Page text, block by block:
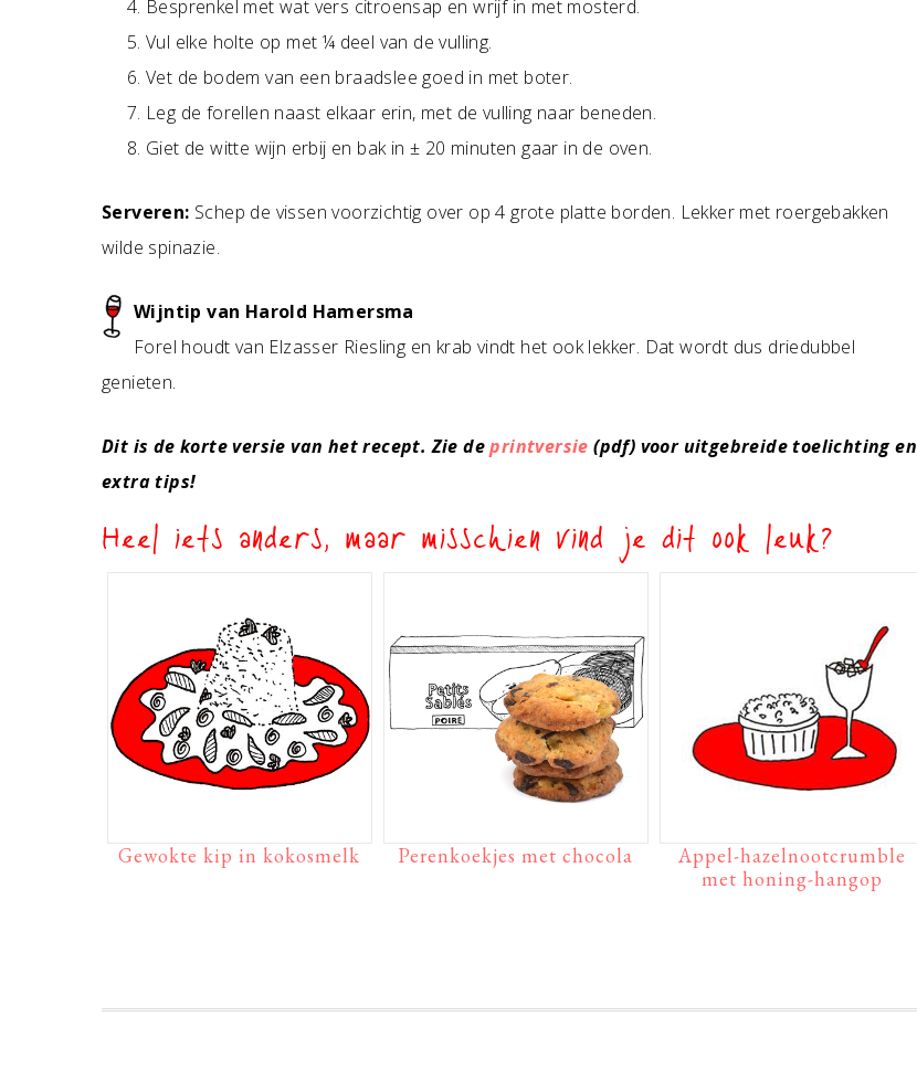
Besprenkel met wat vers citroensap en wrijf in met mosterd.
Vul elke holte op met ¼ deel van de vulling.
Vet de bodem van een braadslee goed in met boter.
Leg de forellen naast elkaar erin, met de vulling naar beneden.
Giet de witte wijn erbij en bak in ± 20 minuten gaar in de oven.
Serveren: Schep de vissen voorzichtig over op 4 grote platte borden. Lekker met roergebakken
wilde spinazie.
Wijntip van Harold Hamersma
Forel houdt van Elzasser Riesling en krab vindt het ook lekker. Dat wordt dus driedubbel
genieten.
Dit is de korte versie van het recept. Zie deprintversie (pdf) voor uitgebreide toelichting en
extra tips!
Heel iets anders, maar misschien vind je dit ook leuk?
Gewokte kip in kokosmelk Perenkoekjes met chocola
Appel-hazelnootcrumble
met honing-hangop